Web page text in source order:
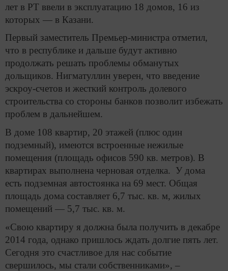
лет в РТ ввели в эксплуатацию 18 домов, 16 из
которых — в Казани.
Первый заместитель Премьер-министра отметил,
что в республике и дальше будут активно
продолжать решать проблемы обманутых
дольщиков. Нигматуллин уверен, что введение
эскроу-счетов и жесткий контроль долевого
строительства со стороны банков позволит избежать
проблем в дальнейшем.
В доме 108 квартир, 20 этажей (плюс один
подземный), имеются встроенные нежилые
помещения (площадь офисов 590 кв. метров). В
квартирах выполнена черновая отделка. У дома
есть подземная автостоянка на 69 мест. Общая
площадь дома составляет 6,7 тыс. кв. м, жилых
помещений — 5,7 тыс. кв. м.
«Свою квартиру я должна была получить в декабре
2014 года, однако пришлось ждать долгие пять лет.
Сегодня это счастливое для нас событие
свершилось, мы стали собственниками», –